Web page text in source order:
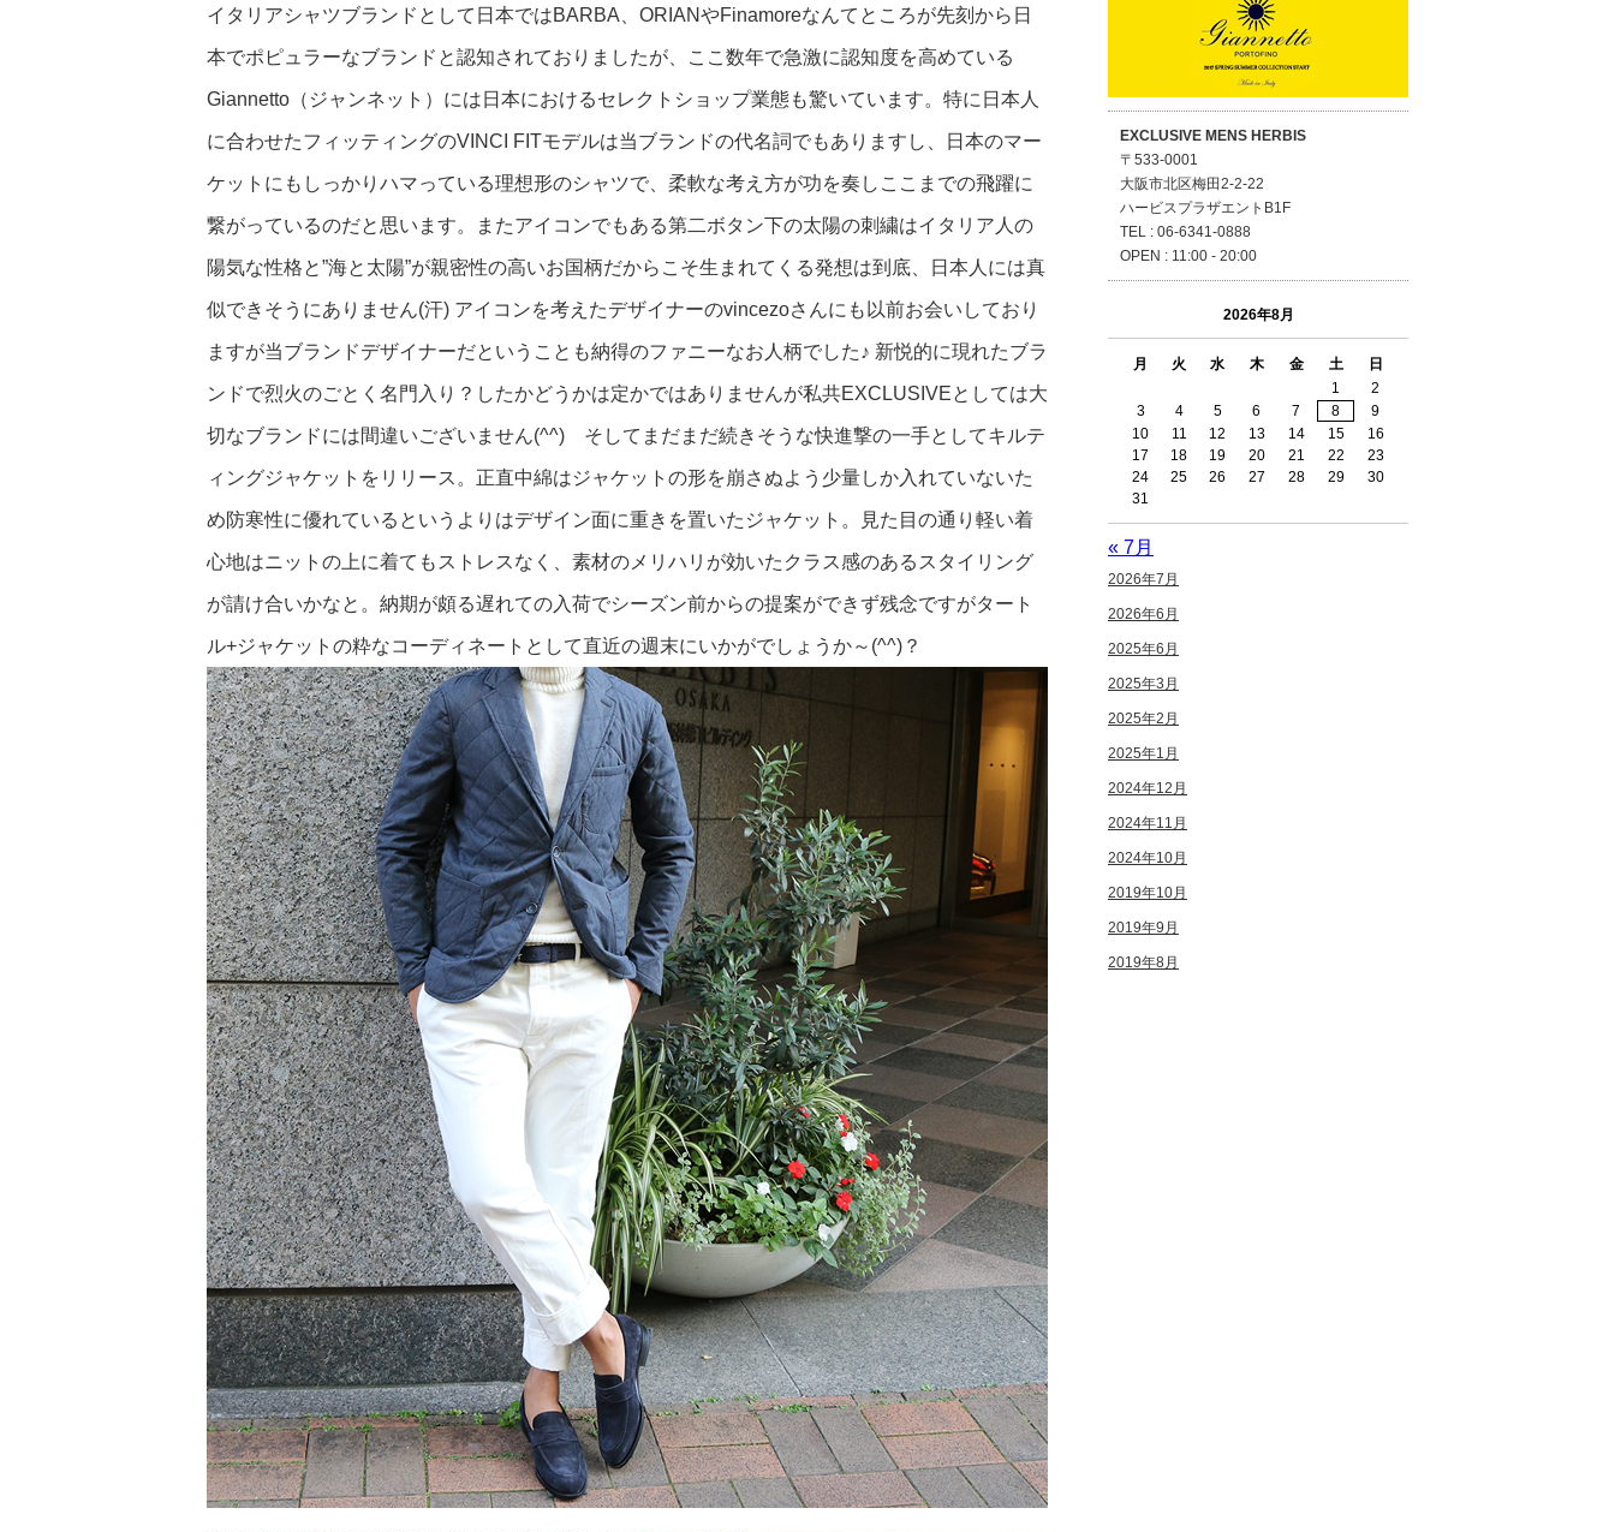
イタリアシャツブランドとして日本ではBARBA、ORIANやFinamoreなんてところが先刻から日
本でポピュラーなブランドと認知されておりましたが、ここ数年で急激に認知度を高めている
Giannetto（ジャンネット）には日本におけるセレクトショップ業態も驚いています。特に日本人
に合わせたフィッティングのVINCI FITモデルは当ブランドの代名詞でもありますし、日本のマー
ケットにもしっかりハマっている理想形のシャツで、柔軟な考え方が功を奏しここまでの飛躍に
繋がっているのだと思います。またアイコンでもある第二ボタン下の太陽の刺繍はイタリア人の
陽気な性格と”海と太陽”が親密性の高いお国柄だからこそ生まれてくる発想は到底、日本人には真
似できそうにありません(汗) アイコンを考えたデザイナーのvincezoさんにも以前お会いしており
ますが当ブランドデザイナーだということも納得のファニーなお人柄でした♪ 新悦的に現れたブラ
ンドで烈火のごとく名門入り？したかどうかは定かではありませんが私共EXCLUSIVEとしては大
切なブランドには間違いございません(^^) そしてまだまだ続きそうな快進撃の一手としてキルテ
ィングジャケットをリリース。正直中綿はジャケットの形を崩さぬよう少量しか入れていないた
め防寒性に優れているというよりはデザイン面に重きを置いたジャケット。見た目の通り軽い着
心地はニットの上に着てもストレスなく、素材のメリハリが効いたクラス感のあるスタイリング
が請け合いかなと。納期が頗る遅れての入荷でシーズン前からの提案ができず残念ですがタート
ル+ジャケットの粋なコーディネートとして直近の週末にいかがでしょうか～(^^)？
EXCLUSIVE MENS HERBIS
〒533-0001
大阪市北区梅田2-2-22
ハービスプラザエントB1F
TEL : 06-6341-0888
OPEN : 11:00 - 20:00
2026年8月
月 火 水 木 金 土
日
1
2
3
4 5 6 7 8
9
10
11 12 13 14 15
16
17
18 19 20 21 22
23
24
25 26 27 28 29
30
31
« 7月
2026年7月
2026年6月
2025年6月
2025年3月
2025年2月
2025年1月
2024年12月
2024年11月
2024年10月
2019年10月
2019年9月
2019年8月